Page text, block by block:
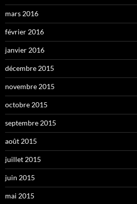
mars 2016
février 2016
janvier 2016
décembre 2015
novembre 2015
octobre 2015
septembre 2015
août 2015
juillet 2015
juin 2015
mai 2015